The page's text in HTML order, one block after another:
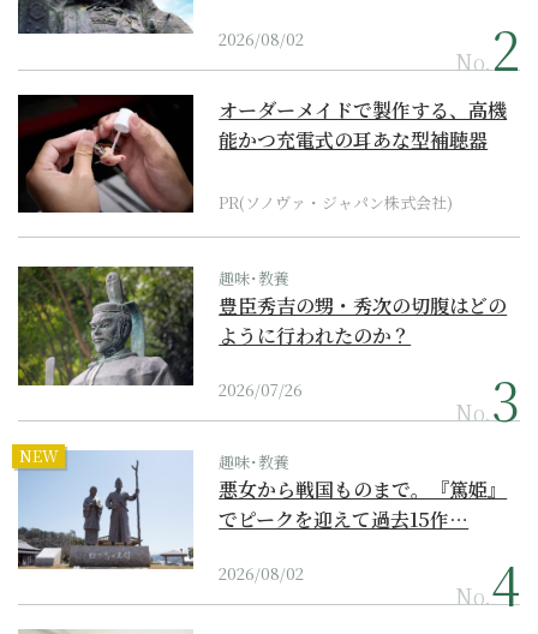
2026/08/02
No.
オーダーメイドで製作する、高機
能かつ充電式の耳あな型補聴器
PR(ソノヴァ・ジャパン株式会社)
趣味･教養
豊臣秀吉の甥・秀次の切腹はどの
ように行われたのか？
2026/07/26
No.
NEW 趣味･教養
悪女から戦国ものまで。『篤姫』
でピークを迎えて過去15作…
2026/08/02
No.